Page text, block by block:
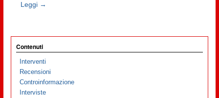
Leggi →
Contenuti
Interventi
Recensioni
Controinformazione
Interviste